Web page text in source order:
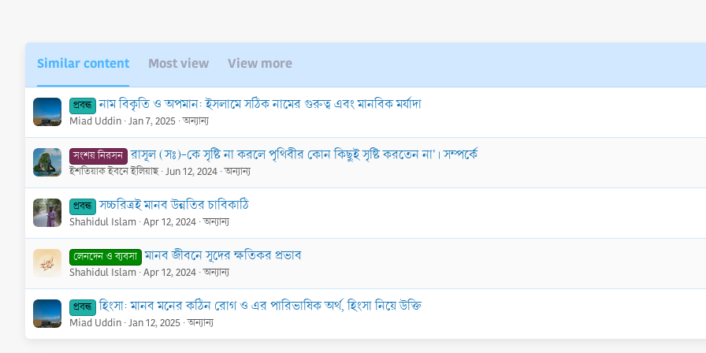
Similar content Most view View more
প্রবন্ধ নাম বিকৃতি ও অপমান: ইসলামে সঠিক নামের গুরুত্ব এবং মানবিক মর্যাদা
Miad Uddin Jan 7, 2025 অন্যান্য
সংশয় নিরসন রাসূল (সঃ)-কে সৃষ্টি না করলে পৃথিবীর কোন কিছুই সৃষ্টি করতেন না'। সম্পর্কে
ইশতিয়াক ইবনে ইলিয়াছ Jun 12, 2024 অন্যান্য
প্রবন্ধ সচ্চরিত্রই মানব উন্নতির চাবিকাঠি
Shahidul Islam Apr 12, 2024 অন্যান্য
লেনদেন ও ব্যবসা মানব জীবনে সূদের ক্ষতিকর প্রভাব
Shahidul Islam Apr 12, 2024 অন্যান্য
প্রবন্ধ হিংসা: মানব মনের কঠিন রোগ ও এর পারিভাষিক অর্থ, হিংসা নিয়ে উক্তি
Miad Uddin Jan 12, 2025 অন্যান্য